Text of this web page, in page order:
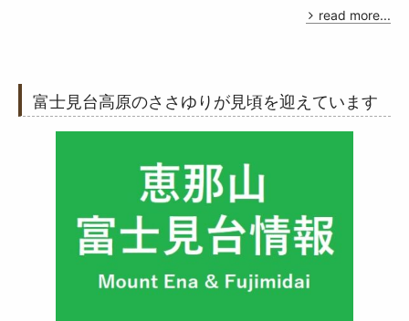
read more...
富士見台高原のささゆりが見頃を迎えています